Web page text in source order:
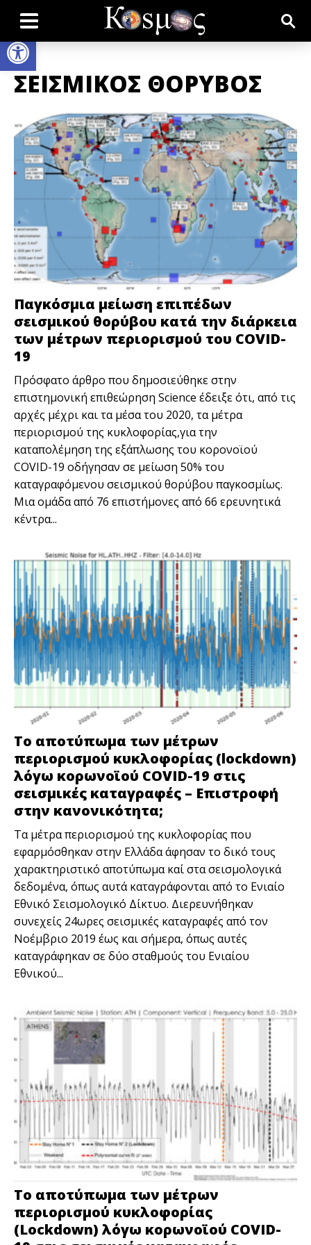
Open toolbar
ΣΕΙΣΜΙΚΟΣ ΘΟΡΥΒΟΣ
Παγκόσμια μείωση επιπέδων
σεισμικού θορύβου κατά την διάρκεια
των μέτρων περιορισμού του COVID-
19
Πρόσφατο άρθρο που δημοσιεύθηκε στην
επιστημονική επιθεώρηση Science έδειξε ότι, από τις
αρχές μέχρι και τα μέσα του 2020, τα μέτρα
περιορισμού της κυκλοφορίας,για την
καταπολέμηση της εξάπλωσης του κορονοϊού
COVID-19 οδήγησαν σε μείωση 50% του
καταγραφόμενου σεισμικού θορύβου παγκοσμίως.
Μια ομάδα από 76 επιστήμονες από 66 ερευνητικά
κέντρα...
Το αποτύπωμα των μέτρων
περιορισμού κυκλοφορίας (lockdown)
λόγω κορωνοϊού COVID-19 στις
σεισμικές καταγραφές – Επιστροφή
στην κανονικότητα;
Tα μέτρα περιορισμού της κυκλοφορίας που
εφαρμόσθηκαν στην Ελλάδα άφησαν το δικό τους
χαρακτηριστικό αποτύπωμα καί στα σεισμολογικά
δεδομένα, όπως αυτά καταγράφονται από το Ενιαίο
Εθνικό Σεισμολογικό Δίκτυο. Διερευνήθηκαν
συνεχείς 24ωρες σεισμικές καταγραφές από τον
Νοέμβριο 2019 έως και σήμερα, όπως αυτές
καταγράφηκαν σε δύο σταθμούς του Ενιαίου
Εθνικού...
Το αποτύπωμα των μέτρων
περιορισμού κυκλοφορίας
(Lockdown) λόγω κορωνοϊού COVID-